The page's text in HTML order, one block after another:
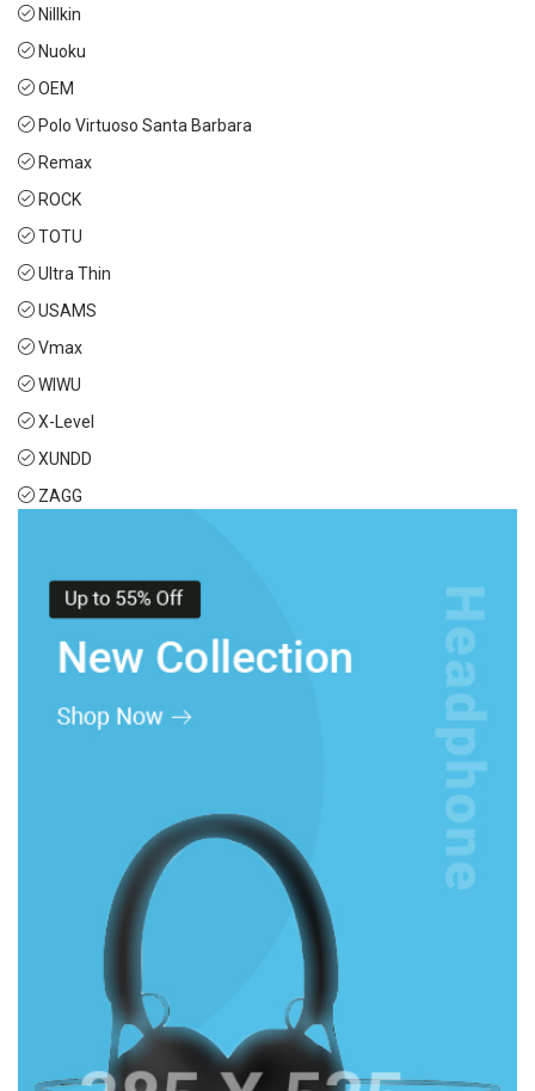
Nillkin
Nuoku
OEM
Polo Virtuoso Santa Barbara
Remax
ROCK
TOTU
Ultra Thin
USAMS
Vmax
WIWU
X-Level
XUNDD
ZAGG